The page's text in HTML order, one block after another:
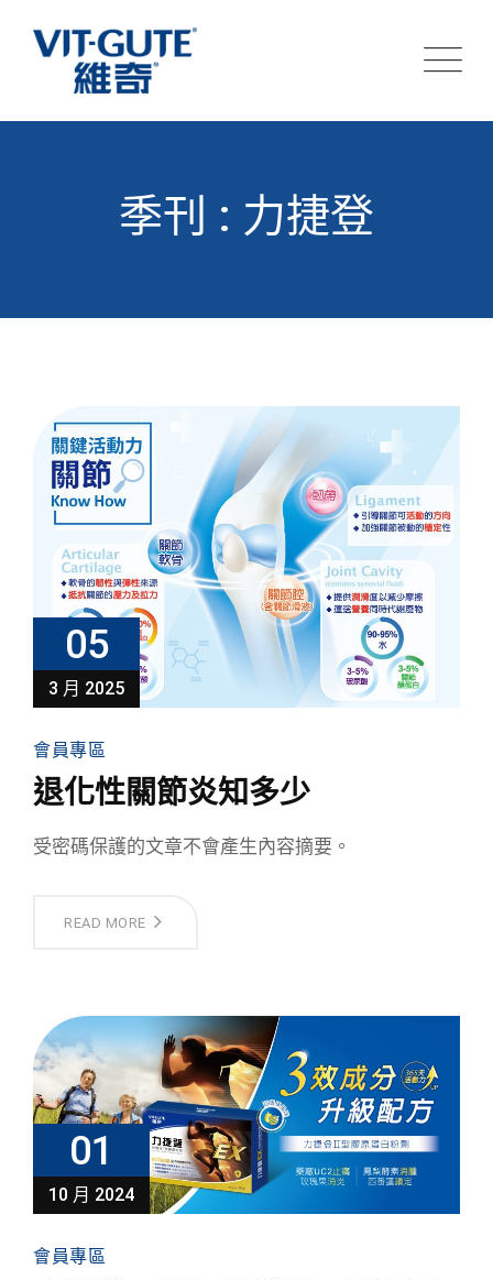
季刊 : 力捷登
05
3 月 2025
會員專區
退化性關節炎知多少
受密碼保護的文章不會產生內容摘要。
READ MORE
01
10 月 2024
會員專區